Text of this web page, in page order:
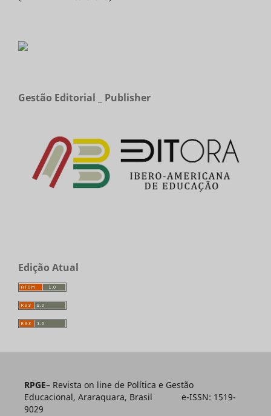
Gestão Editorial _ Publisher
Edição Atual
RPGE– Revista on line de Política e Gestão
Educacional, Araraquara, Brasil e-ISSN: 1519-
9029